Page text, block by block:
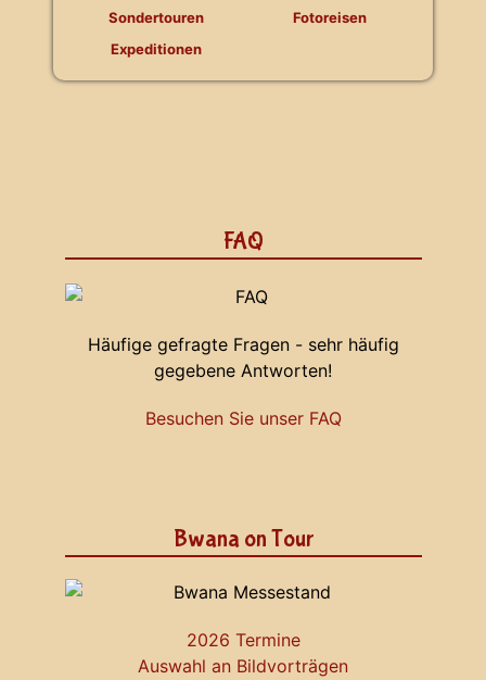
Sondertouren
Expeditionen
Fotoreisen
FAQ
Häufige gefragte Fragen - sehr häufig
gegebene Antworten!
Besuchen Sie unser FAQ
Bwana on Tour
2026 Termine
Auswahl an Bildvorträgen